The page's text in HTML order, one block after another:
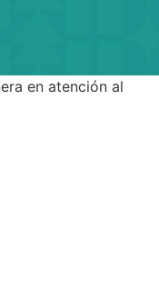
en atención al